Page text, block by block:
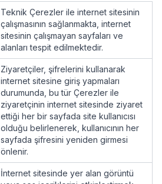
Teknik Çerezler ile internet sitesinin
çalışmasının sağlanmakta, internet
sitesinin çalışmayan sayfaları ve
alanları tespit edilmektedir.
Ziyaretçiler, şifrelerini kullanarak
internet sitesine giriş yapmaları
durumunda, bu tür Çerezler ile
ziyaretçinin internet sitesinde ziyaret
ettiği her bir sayfada site kullanıcısı
olduğu belirlenerek, kullanıcının her
sayfada şifresini yeniden girmesi
önlenir.
İnternet sitesinde yer alan görüntü